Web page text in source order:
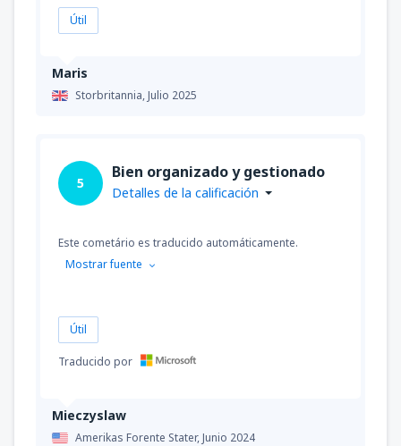
Maris
Storbritannia,Julio 2025
Útil
Mieczyslaw
Amerikas Forente Stater,Junio 2024
5
Bien organizado y gestionado
Detalles de la calificación
Este cometário es traducido automáticamente.
Mostrar fuente
Útil
Traducido por